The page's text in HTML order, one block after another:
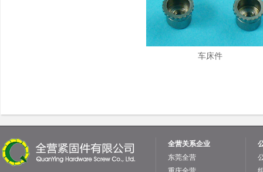
车床件
全营关系企业
东莞全营